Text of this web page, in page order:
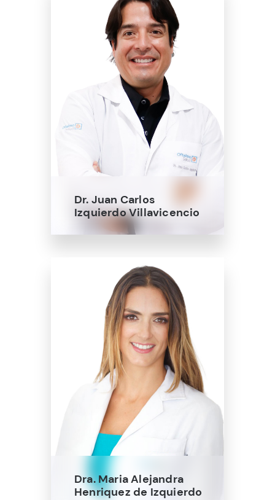
Dr. Juan Carlos
Izquierdo Villavicencio
Dra. Maria Alejandra
Henriquez de Izquierdo